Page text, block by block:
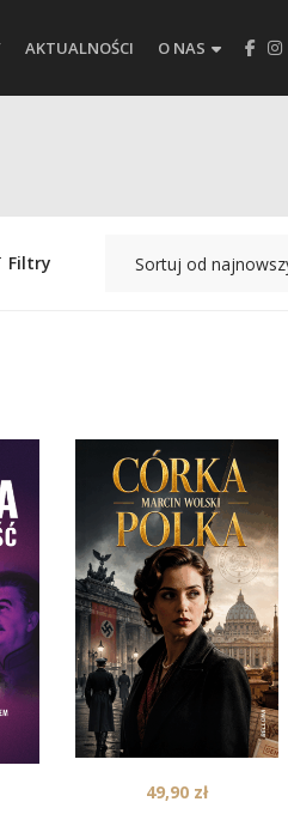
AKTUALNOŚCI O NAS
Filtry
49,90 zł